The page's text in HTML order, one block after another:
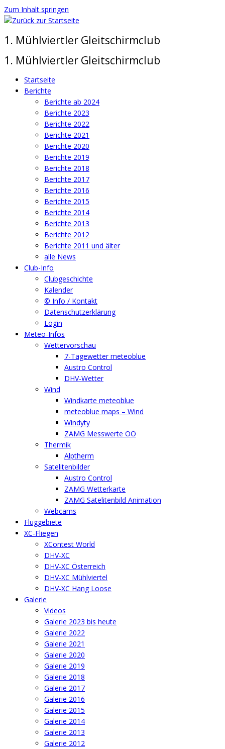
Zum Inhalt springen
1. Mühlviertler Gleitschirmclub
1. Mühlviertler Gleitschirmclub
Startseite
Berichte
Berichte ab 2024
Berichte 2023
Berichte 2022
Berichte 2021
Berichte 2020
Berichte 2019
Berichte 2018
Berichte 2017
Berichte 2016
Berichte 2015
Berichte 2014
Berichte 2013
Berichte 2012
Berichte 2011 und älter
alle News
Club-Info
Clubgeschichte
Kalender
© Info / Kontakt
Datenschutzerklärung
Login
Meteo-Infos
Wettervorschau
7-Tagewetter meteoblue
Austro Control
DHV-Wetter
Wind
Windkarte meteoblue
meteoblue maps – Wind
Windyty
ZAMG Messwerte OÖ
Thermik
Alptherm
Satelitenbilder
Austro Control
ZAMG Wetterkarte
ZAMG Satelitenbild Animation
Webcams
Fluggebiete
XC-Fliegen
XContest World
DHV-XC
DHV-XC Österreich
DHV-XC Mühlviertel
DHV-XC Hang Loose
Galerie
Videos
Galerie 2023 bis heute
Galerie 2022
Galerie 2021
Galerie 2020
Galerie 2019
Galerie 2018
Galerie 2017
Galerie 2016
Galerie 2015
Galerie 2014
Galerie 2013
Galerie 2012